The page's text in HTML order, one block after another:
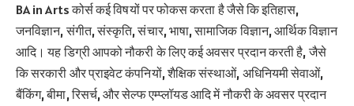
BA in Arts कोर्स कई विषयों पर फोकस करता है जैसे कि इतिहास,
जनविज्ञान, संगीत, संस्कृति, संचार, भाषा, सामाजिक विज्ञान, आर्थिक विज्ञान
आदि। यह डिग्री आपको नौकरी के लिए कई अवसर प्रदान करती है, जैसे
कि सरकारी और प्राइवेट कंपनियों, शैक्षिक संस्थाओं, अधिनियमी सेवाओं,
बैंकिंग, बीमा, रिसर्च, और सेल्फ एम्प्लॉयड आदि में नौकरी के अवसर प्रदान